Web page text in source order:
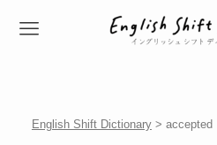
English Shift Dictionary> accepted